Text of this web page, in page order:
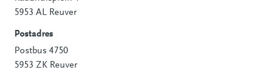
Contactinformatie
5953 AL Reuver
Postadres
Postbus 4750
5953 ZK Reuver